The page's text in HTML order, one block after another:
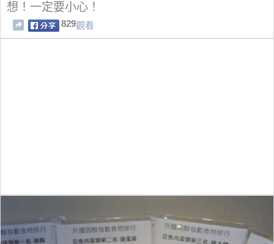
想！一定要小心！
829觀看